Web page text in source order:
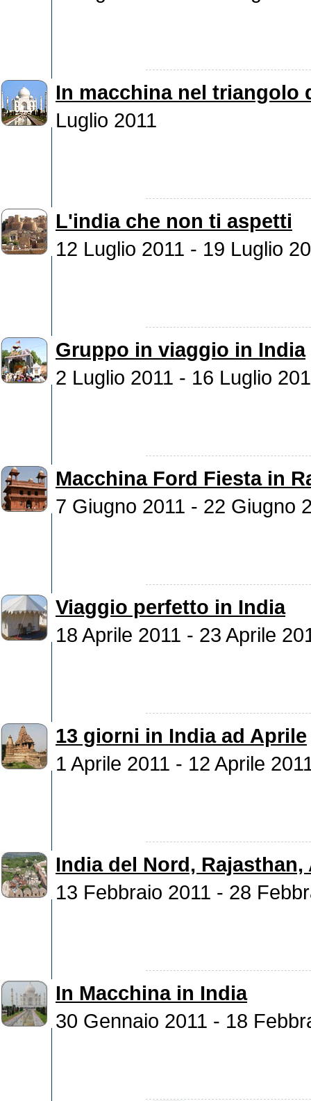
In macchina nel triangolo
Luglio 2011
L'india che non ti aspetti
12 Luglio 2011 - 19 Luglio
Gruppo in viaggio in India
2 Luglio 2011 - 16 Luglio
Macchina Ford Fiesta in
7 Giugno 2011 - 22 Giugno
Viaggio perfetto in India
18 Aprile 2011 - 23 Aprile
13 giorni in India ad Aprile
1 Aprile 2011 - 12 Aprile
India del Nord, Rajasthan,
13 Febbraio 2011 - 28
In Macchina in India
30 Gennaio 2011 - 18